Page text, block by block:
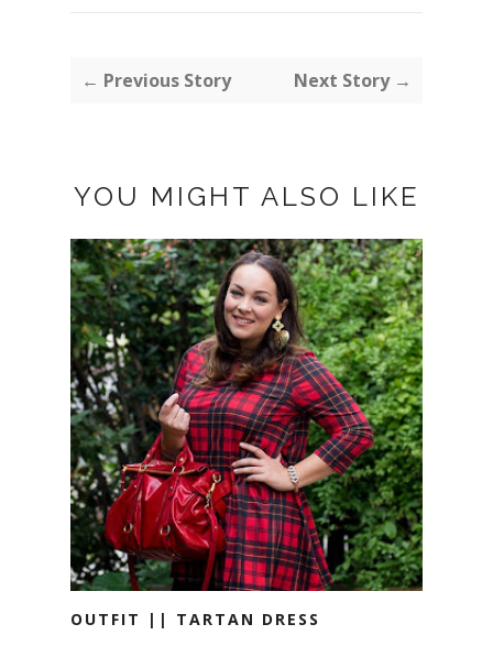
← Previous Story Next Story →
YOU MIGHT ALSO LIKE
OUTFIT || TARTAN DRESS